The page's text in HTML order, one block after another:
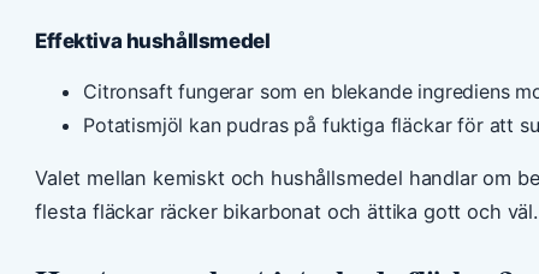
Effektiva hushållsmedel
Citronsaft fungerar som en blekande ingrediens
Potatismjöl kan pudras på fuktiga fläckar för att
Valet mellan kemiskt och hushållsmedel handlar om
flesta fläckar räcker bikarbonat och ättika gott och väl.